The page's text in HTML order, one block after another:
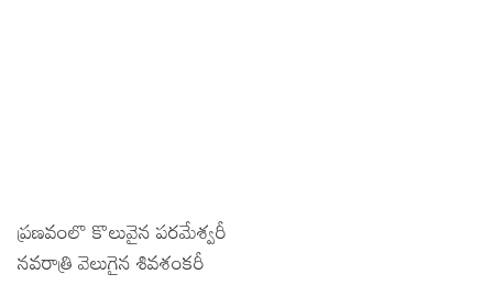
ప్రణవంలొ కొలువైన పరమేశ్వరీ
నవరాత్రి వెలుగైన శివశంకరీ